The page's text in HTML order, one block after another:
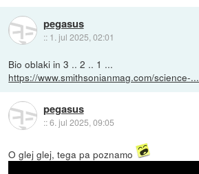
pegasus
:: 1. jul 2025, 02:01
Bio oblaki in 3 .. 2 .. 1 ...
https://www.smithsonianmag.com/science-...
pegasus
::6. jul 2025, 09:05
O glej glej, tega pa poznamo